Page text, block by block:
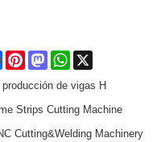
FacebookPinterestMastodonWhatsApp
producción de vigas H
Strips Cutting Machine
Cutting&Welding Machinery